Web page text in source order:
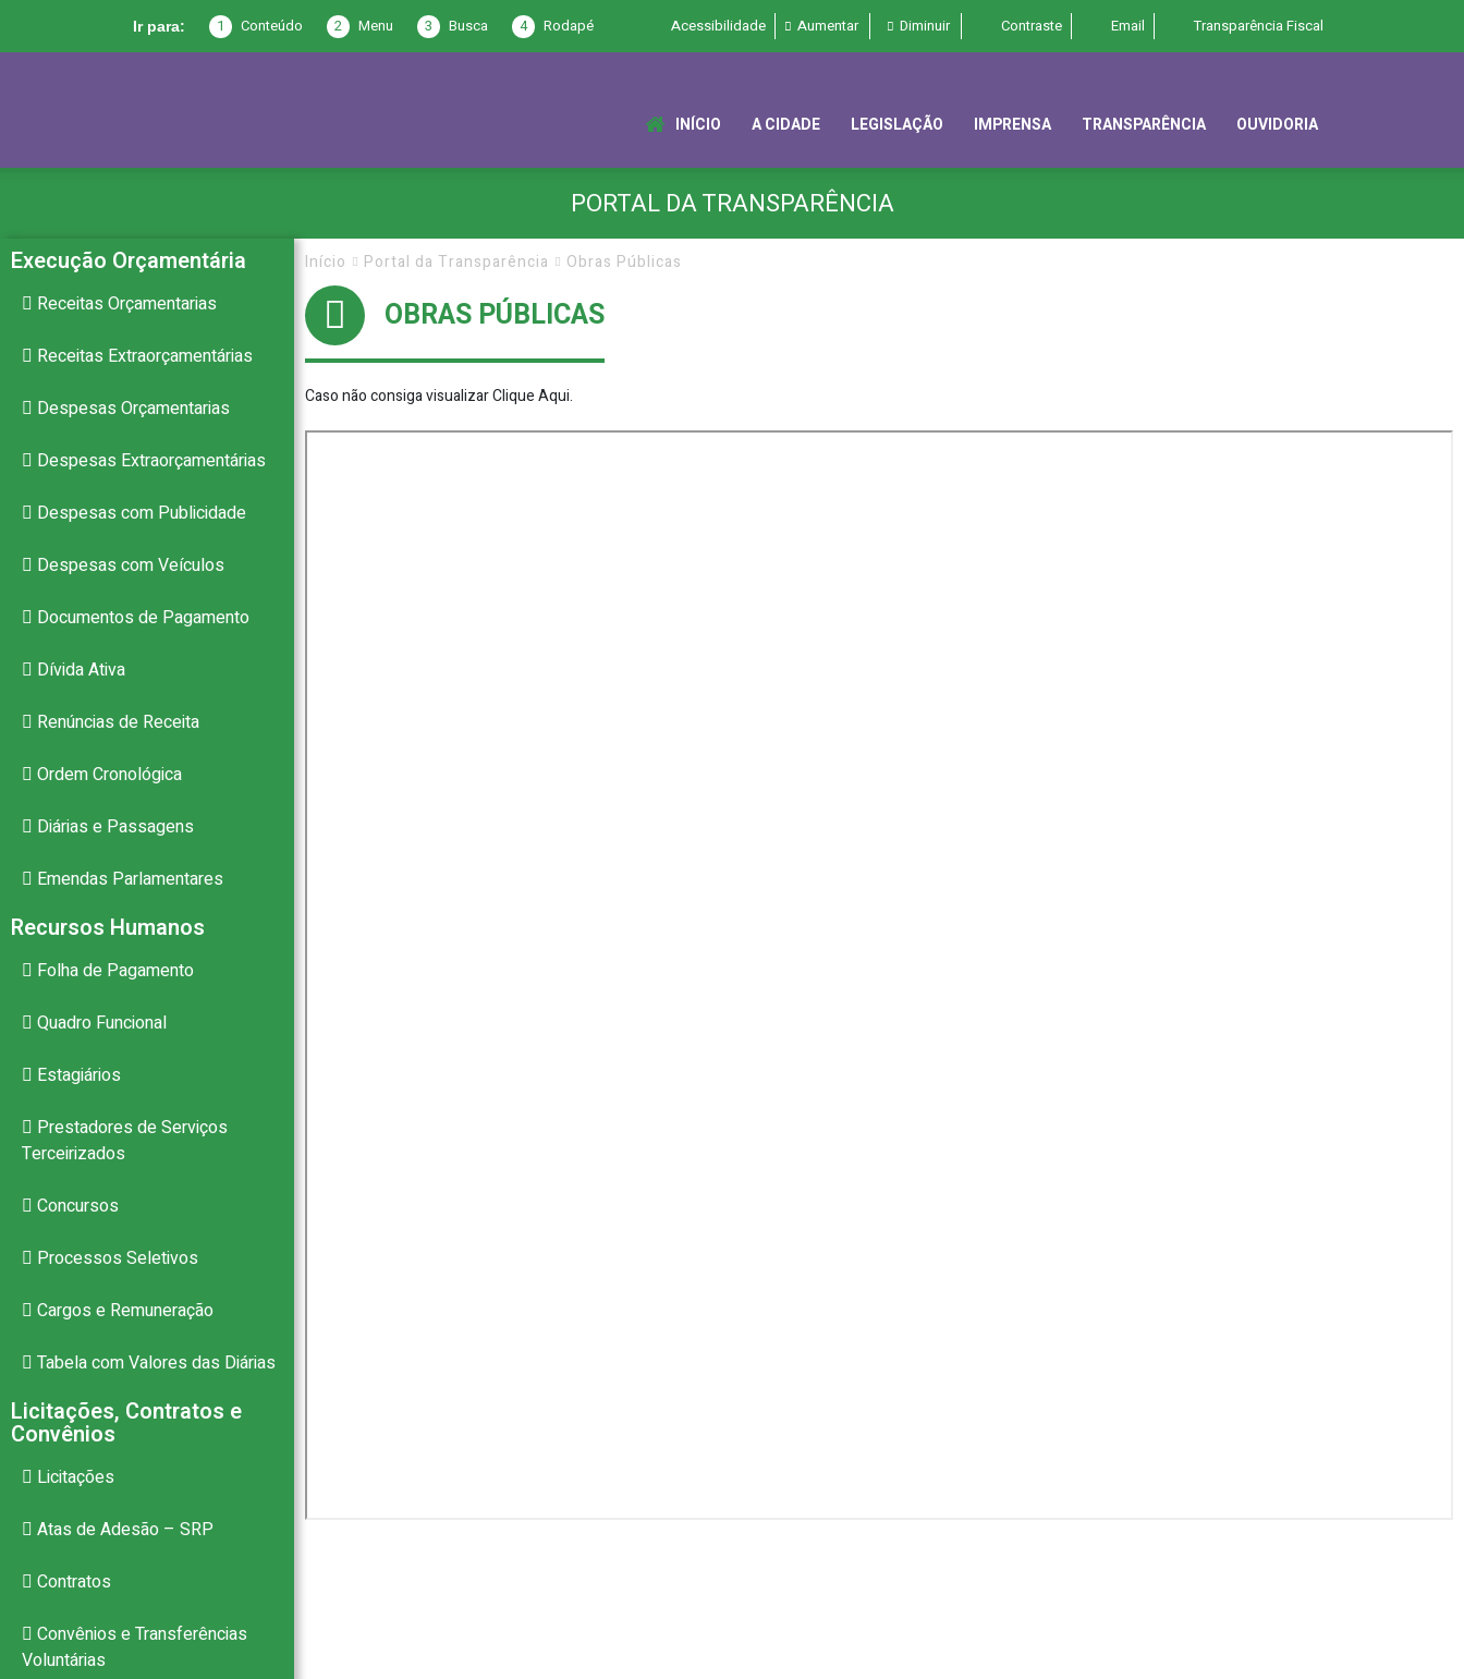
Ir para: 1 Conteúdo 2 Menu 3 Busca 4 Rodapé Acessibilidade Aumentar Diminuir Contraste Email Transparência Fiscal
Claudino
–
INÍCIO A CIDADE LEGISLAÇÃO IMPRENSA TRANSPARÊNCIA OUVIDORIA
PORTAL DA TRANSPARÊNCIA
Execução Orçamentária
Receitas Orçamentarias
Receitas Extraorçamentárias
Despesas Orçamentarias
Despesas Extraorçamentárias
Despesas com Publicidade
Despesas com Veículos
Documentos de Pagamento
Dívida Ativa
Renúncias de Receita
Ordem Cronológica
Diárias e Passagens
Emendas Parlamentares
Recursos Humanos
Folha de Pagamento
Quadro Funcional
Estagiários
Prestadores de Serviços
Terceirizados
Concursos
Processos Seletivos
Cargos e Remuneração
Tabela com Valores das Diárias
Licitações, Contratos e
Convênios
Licitações
Atas de Adesão – SRP
Contratos
Convênios e Transferências
Voluntárias
Início Portal da Transparência Obras Públicas
OBRAS PÚBLICAS
Caso não consiga visualizarClique Aqui.